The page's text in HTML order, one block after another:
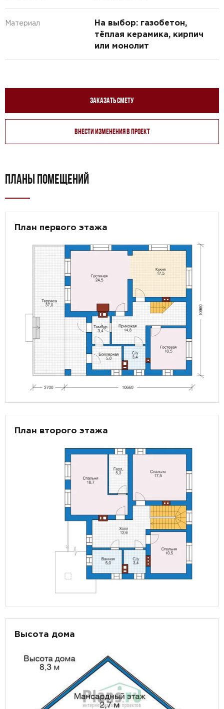
Материал
На выбор: газобетон,
тёплая керамика, кирпич
или монолит
Заказать смету
Внести изменения в проект
ПЛАНЫ ПОМЕЩЕНИЙ
План первого этажа
План второго этажа
Высота дома